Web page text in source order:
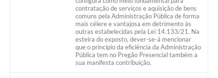
contratação de serviços e aquisição de bens
comuns pela Administração Pública de forma
mais célere e vantajosa em detrimento às
outras estabelecidas pela Lei 14.133/21. Na
esteira do exposto, dever-se-á mencionar
que o princípio da eficiência da Administração
Pública tem no Pregão Presencial também a
sua manifesta contribuição.